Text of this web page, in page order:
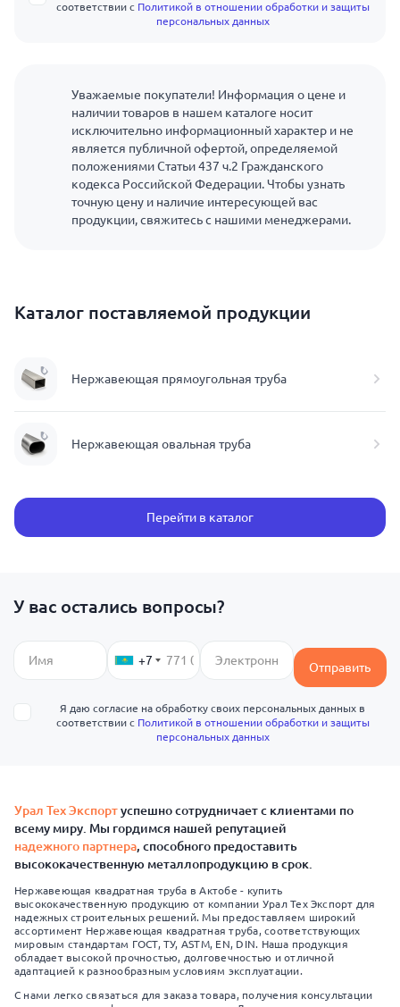
соответствии с Политикой в отношении обработки и защиты
персональных данных
Уважаемые покупатели! Информация о цене и
наличии товаров в нашем каталоге носит
исключительно информационный характер и не
является публичной офертой, определяемой
положениями Статьи 437 ч.2 Гражданского
кодекса Российской Федерации. Чтобы узнать
точную цену и наличие интересующей вас
продукции, свяжитесь с нашими менеджерами.
Каталог поставляемой продукции
Нержавеющая прямоугольная труба
Нержавеющая овальная труба
Перейти в каталог
У вас остались вопросы?
+7 Отправить
Я даю согласие на обработку своих персональных данных в
соответствии с Политикой в отношении обработки и защиты
персональных данных
Урал Тех Экспортуспешно сотрудничает с клиентами по
всему миру. Мы гордимся нашей репутацией
надежного партнера, способного предоставить
высококачественную металлопродукцию в срок.
Нержавеющая квадратная труба в Актобе - купить
высококачественную продукцию от компании Урал Тех Экспорт для
надежных строительных решений. Мы предоставляем широкий
ассортимент Нержавеющая квадратная труба, соответствующих
мировым стандартам ГОСТ, ТУ, ASTM, EN, DIN. Наша продукция
обладает высокой прочностью, долговечностью и отличной
адаптацией к разнообразным условиям эксплуатации.
С нами легко связаться для заказа товара, получения консультации